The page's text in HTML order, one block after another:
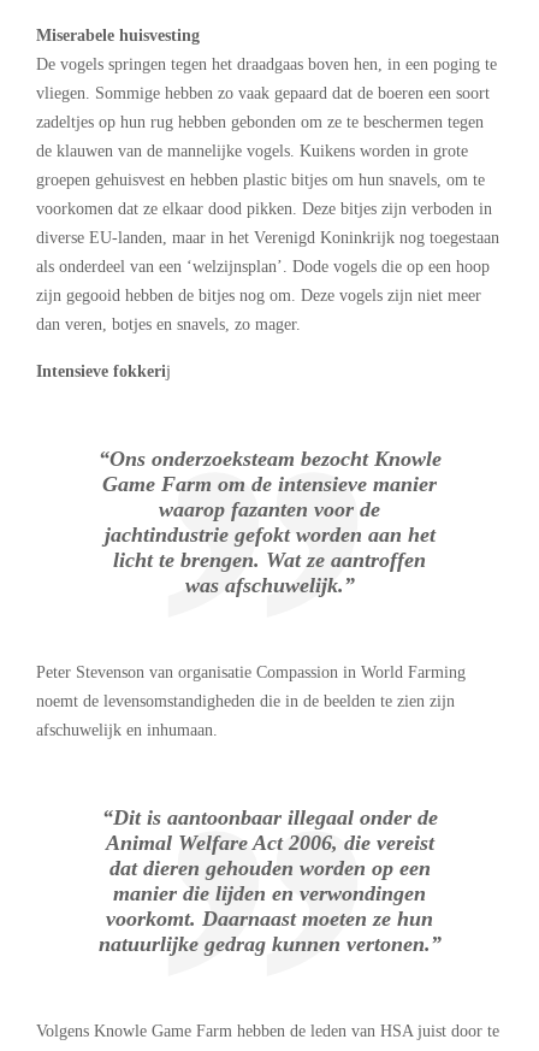
Miserabele huisvesting
De vogels springen tegen het draadgaas boven hen, in een poging te
vliegen. Sommige hebben zo vaak gepaard dat de boeren een soort
zadeltjes op hun rug hebben gebonden om ze te beschermen tegen
de klauwen van de mannelijke vogels. Kuikens worden in grote
groepen gehuisvest en hebben plastic bitjes om hun snavels, om te
voorkomen dat ze elkaar dood pikken. Deze bitjes zijn verboden in
diverse EU-landen, maar in het Verenigd Koninkrijk nog toegestaan
als onderdeel van een ‘welzijnsplan’. Dode vogels die op een hoop
zijn gegooid hebben de bitjes nog om. Deze vogels zijn niet meer
dan veren, botjes en snavels, zo mager.
Intensieve fokkerij
“Ons onderzoeksteam bezocht Knowle
Game Farm om de intensieve manier
waarop fazanten voor de
jachtindustrie gefokt worden aan het
licht te brengen. Wat ze aantroffen
was afschuwelijk.”
Peter Stevenson van organisatie Compassion in World Farming
noemt de levensomstandigheden die in de beelden te zien zijn
afschuwelijk en inhumaan.
“Dit is aantoonbaar illegaal onder de
Animal Welfare Act 2006, die vereist
dat dieren gehouden worden op een
manier die lijden en verwondingen
voorkomt. Daarnaast moeten ze hun
natuurlijke gedrag kunnen vertonen.”
Volgens Knowle Game Farm hebben de leden van HSA juist door te